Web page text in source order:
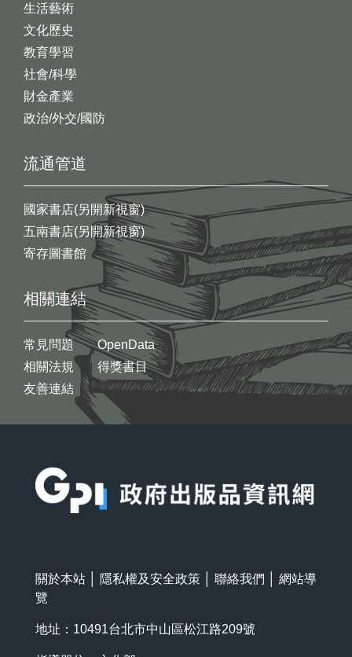
生活藝術
文化歷史
教育學習
社會/科學
財金產業
政治/外交/國防
流通管道
國家書店(另開新視窗)
五南書店(另開新視窗)
寄存圖書館
相關連結
常見問題
相關法規
友善連結
OpenData
得獎書目
關於本站 隱私權及安全政策 聯絡我們
網站導
覽
地址：10491台北市中山區松江路209號